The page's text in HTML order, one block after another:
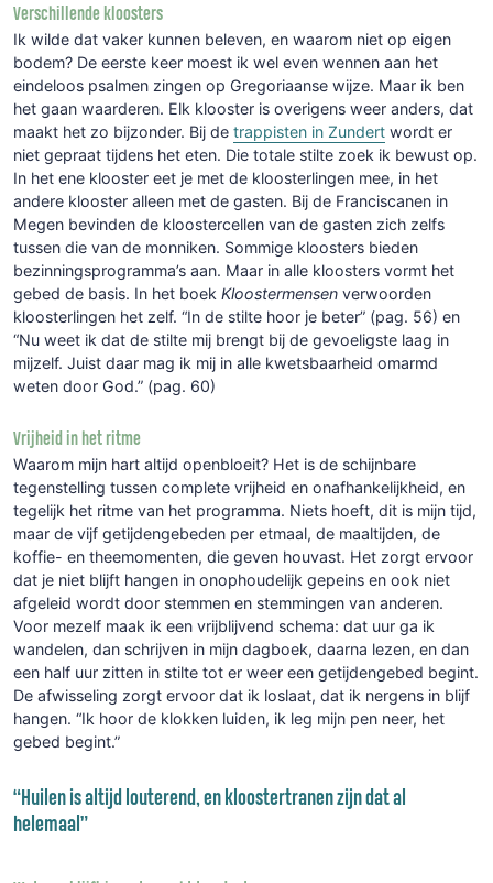
Verschillende kloosters
Ik wilde dat vaker kunnen beleven, en waarom niet op eigen
bodem? De eerste keer moest ik wel even wennen aan het
eindeloos psalmen zingen op Gregoriaanse wijze. Maar ik ben
het gaan waarderen. Elk klooster is overigens weer anders, dat
maakt het zo bijzonder. Bij de trappisten in Zundert wordt er
niet gepraat tijdens het eten. Die totale stilte zoek ik bewust op.
In het ene klooster eet je met de kloosterlingen mee, in het
andere klooster alleen met de gasten. Bij de Franciscanen in
Megen bevinden de kloostercellen van de gasten zich zelfs
tussen die van de monniken. Sommige kloosters bieden
bezinningsprogramma’s aan. Maar in alle kloosters vormt het
gebed de basis. In het boek Kloostermensen verwoorden
kloosterlingen het zelf. “In de stilte hoor je beter” (pag. 56) en
“Nu weet ik dat de stilte mij brengt bij de gevoeligste laag in
mijzelf. Juist daar mag ik mij in alle kwetsbaarheid omarmd
weten door God.” (pag. 60)
Vrijheid in het ritme
Waarom mijn hart altijd openbloeit? Het is de schijnbare
tegenstelling tussen complete vrijheid en onafhankelijkheid, en
tegelijk het ritme van het programma. Niets hoeft, dit is mijn tijd,
maar de vijf getijdengebeden per etmaal, de maaltijden, de
koffie- en theemomenten, die geven houvast. Het zorgt ervoor
dat je niet blijft hangen in onophoudelijk gepeins en ook niet
afgeleid wordt door stemmen en stemmingen van anderen.
Voor mezelf maak ik een vrijblijvend schema: dat uur ga ik
wandelen, dan schrijven in mijn dagboek, daarna lezen, en dan
een half uur zitten in stilte tot er weer een getijdengebed begint.
De afwisseling zorgt ervoor dat ik loslaat, dat ik nergens in blijf
hangen. “Ik hoor de klokken luiden, ik leg mijn pen neer, het
gebed begint.”
“Huilen is altijd louterend, en kloostertranen zijn dat al
helemaal”